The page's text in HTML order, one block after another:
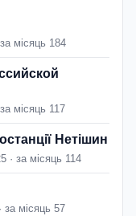
місяць 184
місяць 117
Нетішин
· за місяць 114
за місяць 57